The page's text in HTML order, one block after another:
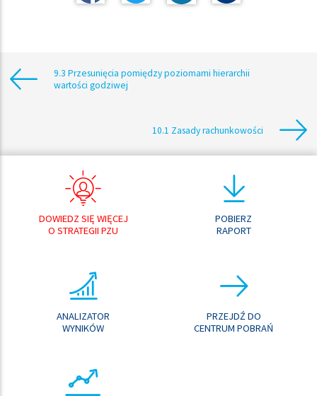
9.3 Przesunięcia pomiędzy poziomami hierarchii
wartości godziwej
10.1 Zasady rachunkowości
DOWIEDZ SIĘ WIĘCEJ
O STRATEGII PZU
POBIERZ
RAPORT
ANALIZATOR
WYNIKÓW
PRZEJDŹ DO
CENTRUM POBRAŃ